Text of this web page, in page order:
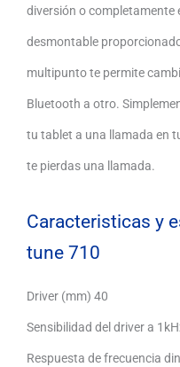
diversión o completamente
desmontable
multipunto te permite
Bluetooth a otro.
tu tablet a una llamada en
te pierdas una llamada.
Caracteristicas y
tune 710
Driver (mm) 40
Sensibilidad del driver a
Respuesta de frecuencia